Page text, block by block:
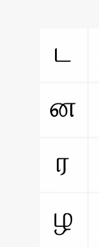
ட
ன
ர
ழ